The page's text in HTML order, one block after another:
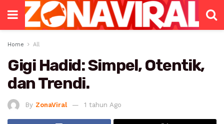
Home All
Gigi Hadid: Simpel, Otentik,
dan Trendi.
By ZonaViral 1 tahun Ago